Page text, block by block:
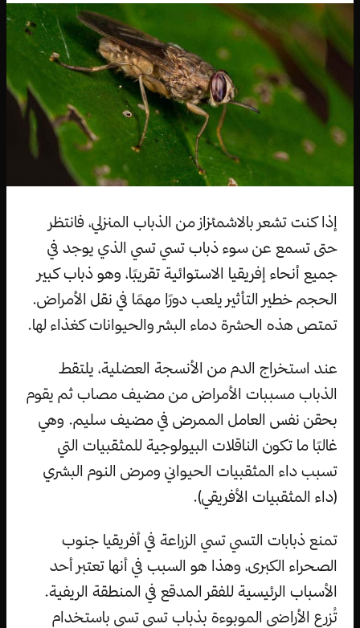
إذا كنت تشعر بالاشمئزاز من الذباب المنزلي، فانتظر
حتى تسمع عن سوء ذباب تسي تسي الذي يوجد في
جميع أنحاء إفريقيا الاستوائية تقريبًا، وهو ذباب كبير
الحجم خطير التأثير يلعب دورًا مهمًا في نقل الأمراض.
تمتص هذه الحشرة دماء البشر والحيوانات كغذاء لها.
عند استخراج الدم من الأنسجة العضلية، يلتقط
الذباب مسببات الأمراض من مضيف مصاب ثم يقوم
بحقن نفس العامل الممرض في مضيف سليم. وهي
غالبًا ما تكون الناقلات البيولوجية للمثقبيات التي
تسبب داء المثقبيات الحيواني ومرض النوم البشري
(داء المثقبيات الأفريقي).
تمنع ذبابات التسي تسي الزراعة في أفريقيا جنوب
الصحراء الكبرى، وهذا هو السبب في أنها تعتبر أحد
الأسباب الرئيسية للفقر المدقع في المنطقة الريفية.
تُزرع الأراضي الموبوءة بذباب تسي تسي باستخدام